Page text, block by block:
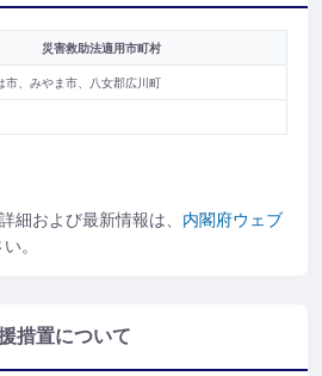
災害救助法適用市町村
市、みやま市、八女郡広川町
細および最新情報は、 内閣府ウェブ
。
措置について